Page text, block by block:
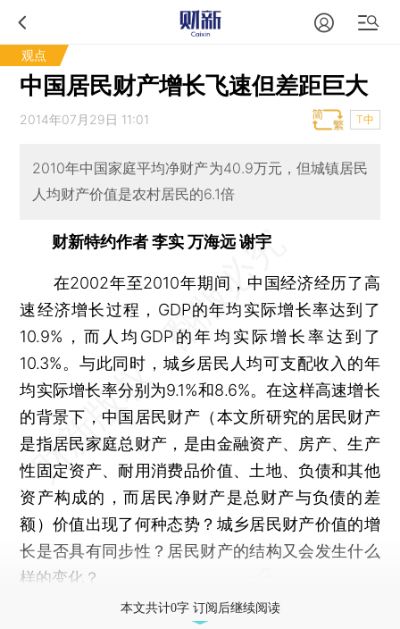
观点
中国居民财产增长飞速但差距巨大
2014年07月29日 11:01 T中
2010年中国家庭平均净财产为40.9万元，但城镇居民
人均财产价值是农村居民的6.1倍
财新特约作者 李实 万海远 谢宇
在2002年至2010年期间，中国经济经历了高
速经济增长过程，GDP的年均实际增长率达到了
10.9%，而人均GDP的年均实际增长率达到了
10.3%。与此同时，城乡居民人均可支配收入的年
均实际增长率分别为9.1%和8.6%。在这样高速增长
的背景下，中国居民财产（本文所研究的居民财产
是指居民家庭总财产，是由金融资产、房产、生产
性固定资产、耐用消费品价值、土地、负债和其他
资产构成的，而居民净财产是总财产与负债的差
额）价值出现了何种态势？城乡居民财产价值的增
长是否具有同步性？居民财产的结构又会发生什么
样的变化？
本文共计0字 订阅后继续阅读